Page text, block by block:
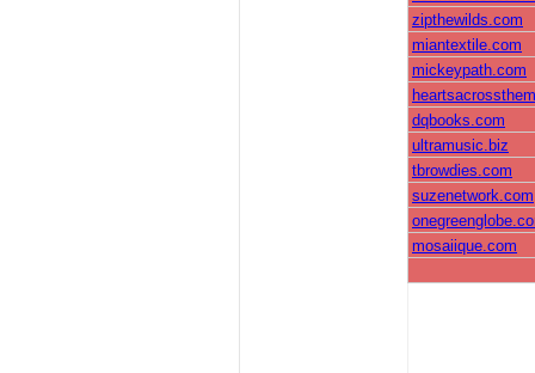
zipthewilds.com
miantextile.com
mickeypath.com
dqbooks.com
ultramusic.biz
tbrowdies.com
suzenetwork.com
mosaiique.com